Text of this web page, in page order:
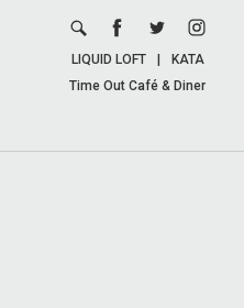
LIQUID LOFT
KATA
Time Out Café & Diner